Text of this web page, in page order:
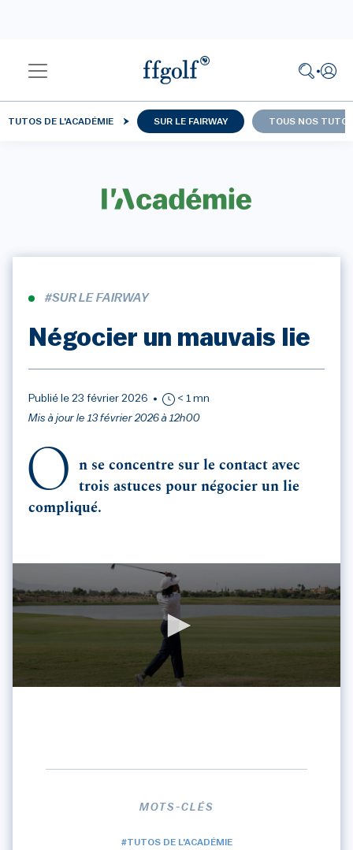
TUTOS DE L'ACADÉMIE SUR LE FAIRWAY TOUS NOS
#SUR LE FAIRWAY
Négocier un mauvais lie
Publié le 23 février 2026
< 1 mn
Mis à jour le 13 février 2026 à 12h00
O
n se concentre sur le contact avec
trois astuces pour négocier un lie
compliqué.
MOTS-CLÉS
#TUTOS DE L'ACADÉMIE